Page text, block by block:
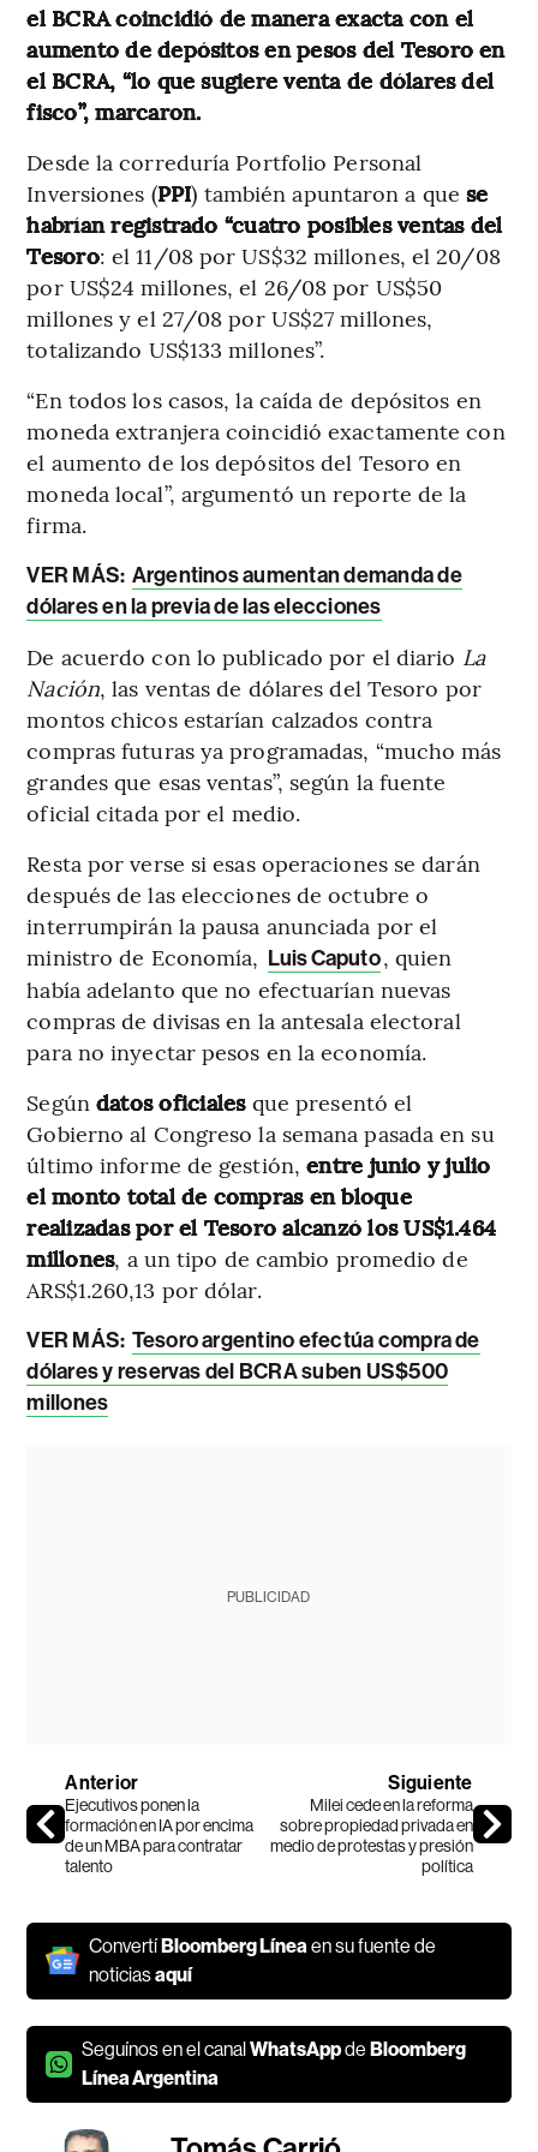
el BCRA coincidió de manera exacta con el
aumento de depósitos en pesos del Tesoro en
el BCRA, “lo que sugiere venta de dólares del
fisco”, marcaron.
Desde la correduría Portfolio Personal
Inversiones (PPI) también apuntaron a quese
habrían registrado “cuatro posibles ventas del
Tesoro: el 11/08 por US$32 millones, el 20/08
por US$24 millones, el 26/08 por US$50
millones y el 27/08 por US$27 millones,
totalizando US$133 millones”.
“En todos los casos, la caída de depósitos en
moneda extranjera coincidió exactamente con
el aumento de los depósitos del Tesoro en
moneda local”, argumentó un reporte de la
firma.
VER MÁS: Argentinos aumentan demanda de
dólares en la previa de las elecciones
De acuerdo con lo publicado por el diario La
Nación, las ventas de dólares del Tesoro por
montos chicos estarían calzados contra
compras futuras ya programadas, “mucho más
grandes que esas ventas”, según la fuente
oficial citada por el medio.
Resta por verse si esas operaciones se darán
después de las elecciones de octubre o
interrumpirán la pausa anunciada por el
ministro de Economía, Luis Caputo, quien
había adelanto que no efectuarían nuevas
compras de divisas en la antesala electoral
para no inyectar pesos en la economía.
Según datos oficialesque presentó el
Gobierno al Congreso la semana pasada en su
último informe de gestión,entre junio y julio
el monto total de compras en bloque
realizadas por el Tesoro alcanzó los US$1.464
millones, a un tipo de cambio promedio de
ARS$1.260,13 por dólar.
VER MÁS: Tesoro argentino efectúa compra de
dólares y reservas del BCRA suben US$500
millones
PUBLICIDAD
Anterior
Ejecutivos ponen la
formación en IA por encima
de un MBA para contratar
talento
Siguiente
Milei cede en la reforma
sobre propiedad privada en
medio de protestas y presión
política
ConvertíBloomberg Línea en su fuente de
noticiasaquí
Seguínos en el canalWhatsAppdeBloomberg
Línea Argentina